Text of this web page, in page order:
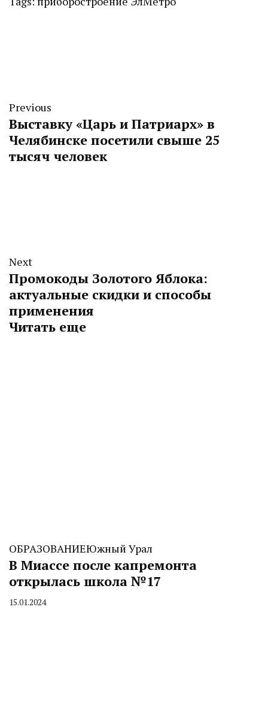
Previous
Выставку «Царь и Патриарх» в
Челябинске посетили свыше 25
тысяч человек
Next
Промокоды Золотого Яблока:
актуальные скидки и способы
применения
Читать еще
ОБРАЗОВАНИЕЮжный Урал
В Миассе после капремонта
открылась школа №17
By
15.01.2024